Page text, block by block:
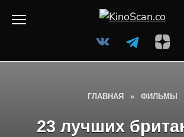
ГЛАВНАЯ » ФИЛЬМЫ
23 лучших